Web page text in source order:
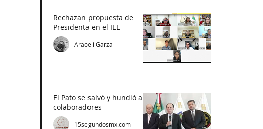
Rechazan propuesta de
Presidenta en el IEE
Araceli Garza
El Pato se salvó y hundió a
colaboradores
15segundosmx.com